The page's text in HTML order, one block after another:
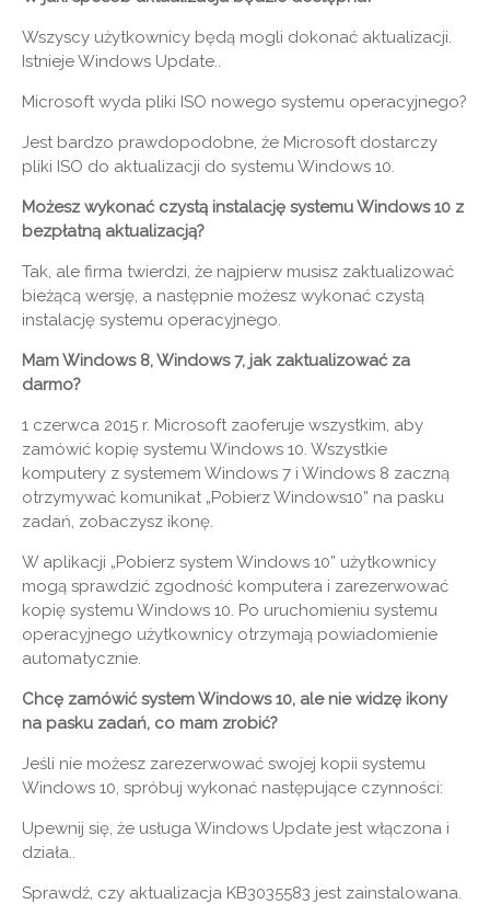
Wszyscy użytkownicy będą mogli dokonać aktualizacji.
Istnieje Windows Update..
Microsoft wyda pliki ISO nowego systemu operacyjnego?
Jest bardzo prawdopodobne, że Microsoft dostarczy
pliki ISO do aktualizacji do systemu Windows 10.
Możesz wykonać czystą instalację systemu Windows 10 z
bezpłatną aktualizacją?
Tak, ale firma twierdzi, że najpierw musisz zaktualizować
bieżącą wersję, a następnie możesz wykonać czystą
instalację systemu operacyjnego.
Mam Windows 8, Windows 7, jak zaktualizować za
darmo?
1 czerwca 2015 r. Microsoft zaoferuje wszystkim, aby
zamówić kopię systemu Windows 10. Wszystkie
komputery z systemem Windows 7 i Windows 8 zaczną
otrzymywać komunikat „Pobierz Windows10” na pasku
zadań, zobaczysz ikonę.
W aplikacji „Pobierz system Windows 10” użytkownicy
mogą sprawdzić zgodność komputera i zarezerwować
kopię systemu Windows 10. Po uruchomieniu systemu
operacyjnego użytkownicy otrzymają powiadomienie
automatycznie.
Chcę zamówić system Windows 10, ale nie widzę ikony
na pasku zadań, co mam zrobić?
Jeśli nie możesz zarezerwować swojej kopii systemu
Windows 10, spróbuj wykonać następujące czynności:
Upewnij się, że usługa Windows Update jest włączona i
działa..
Sprawdź, czy aktualizacja KB3035583 jest zainstalowana.